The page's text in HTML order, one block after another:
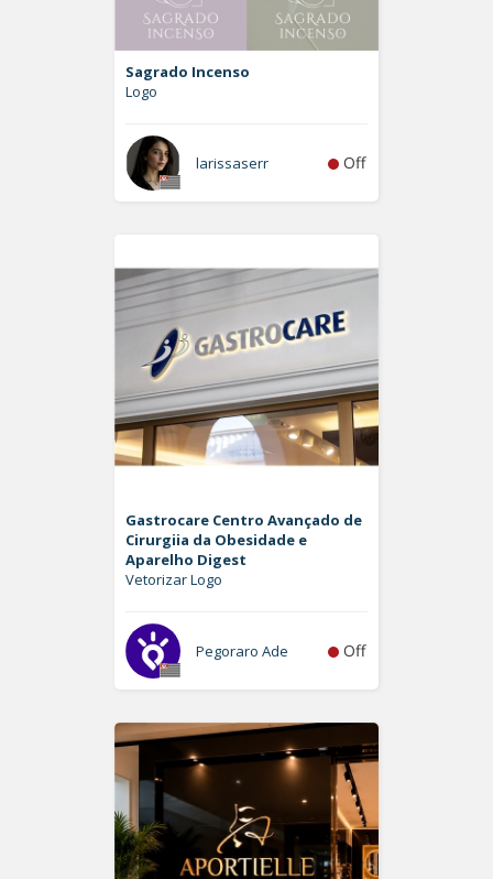
Sagrado Incenso
Logo
larissaserr Off
Gastrocare Centro Avançado de
Cirurgiia da Obesidade e
Aparelho Digest
Vetorizar Logo
Pegoraro Ade Off